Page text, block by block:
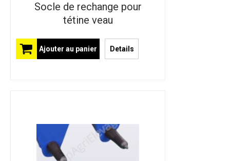
Socle de rechange pour
tétine veau
Ajouter au panier Details